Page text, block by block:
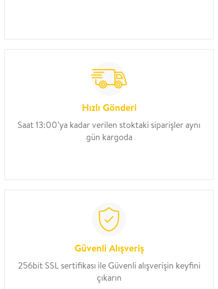
Hızlı Gönderi
Saat 13:00’ya kadar verilen stoktaki siparişler aynı
gün kargoda
Güvenli Alışveriş
256bit SSL sertifikası ile Güvenli alışverişin keyfini
çıkarın